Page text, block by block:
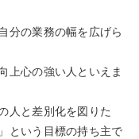
分の業務の幅を広げら
上心の強い人といえま
人と差別化を図りた
という目標の持ち主で